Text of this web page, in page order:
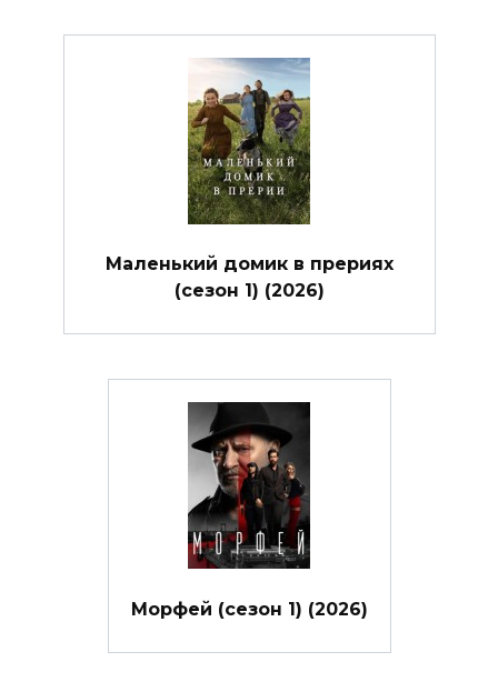
Маленький домик в прериях
(сезон 1) (2026)
Морфей (сезон 1) (2026)